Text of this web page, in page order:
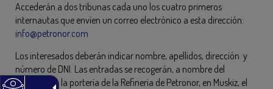
Accederán a dos tribunas cada uno los cuatro primeros
internautas que envíen un correo electrónico a esta dirección:
info@petronor.com
Los interesados deberán indicar nombre, apellidos, dirección y
número de DNI. Las entradas se recogerán, a nombre del
ganador, en la portería de la Refinería de Petronor, en Muskiz, el